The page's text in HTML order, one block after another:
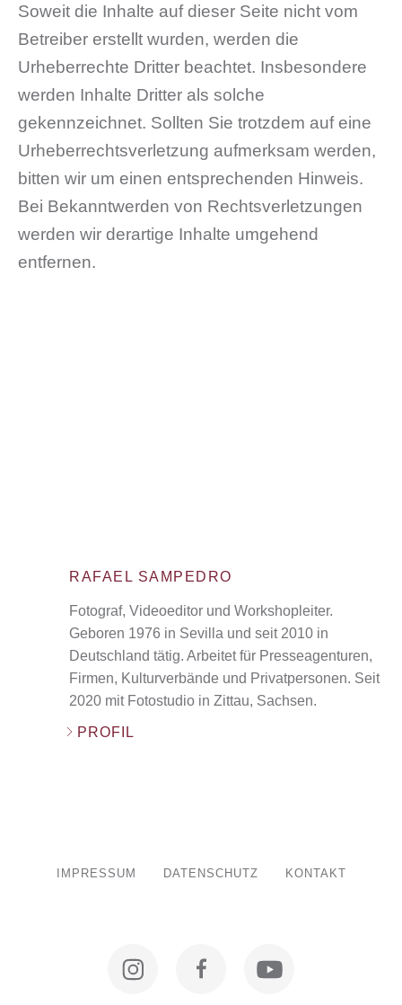
Soweit die Inhalte auf dieser Seite nicht vom
Betreiber erstellt wurden, werden die
Urheberrechte Dritter beachtet. Insbesondere
werden Inhalte Dritter als solche
gekennzeichnet. Sollten Sie trotzdem auf eine
Urheberrechtsverletzung aufmerksam werden,
bitten wir um einen entsprechenden Hinweis.
Bei Bekanntwerden von Rechtsverletzungen
werden wir derartige Inhalte umgehend
entfernen.
RAFAEL SAMPEDRO
Fotograf, Videoeditor und Workshopleiter.
Geboren 1976 in Sevilla und seit 2010 in
Deutschland tätig. Arbeitet für Presseagenturen,
Firmen, Kulturverbände und Privatpersonen. Seit
2020 mit Fotostudio in Zittau, Sachsen.
PROFIL
IMPRESSUM DATENSCHUTZ KONTAKT
InstagramFacebookYouTube